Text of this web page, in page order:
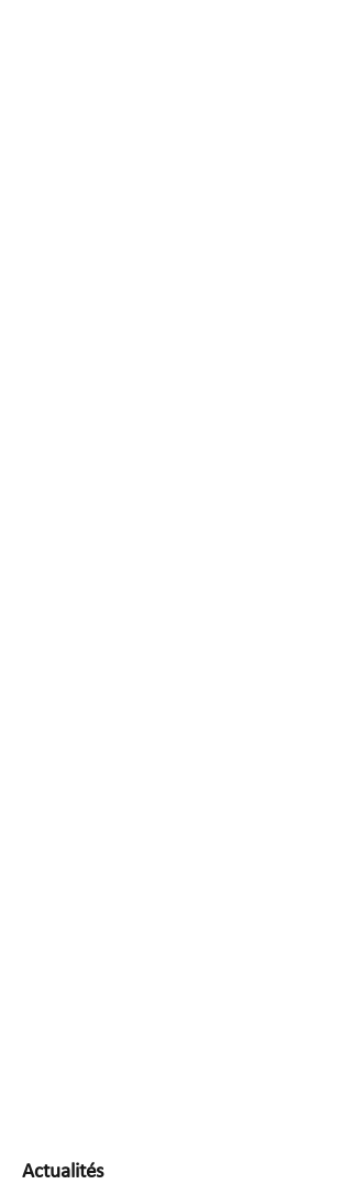
Actualités